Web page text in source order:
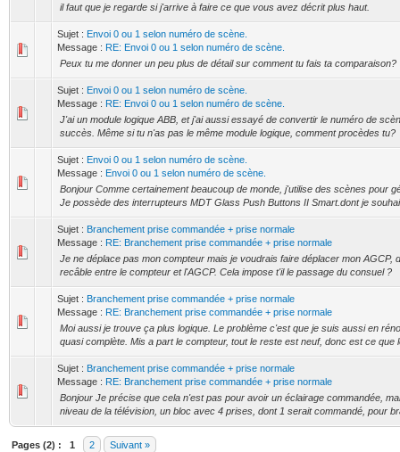
il faut que je regarde si j'arrive à faire ce que vous avez décrit plus haut.
Sujet : Envoi 0 ou 1 selon numéro de scène.
Message : RE: Envoi 0 ou 1 selon numéro de scène.
Peux tu me donner un peu plus de détail sur comment tu fais ta comparaison?
Sujet : Envoi 0 ou 1 selon numéro de scène.
Message : RE: Envoi 0 ou 1 selon numéro de scène.
J'ai un module logique ABB, et j'ai aussi essayé de convertir le numéro de
succès. Même si tu n'as pas le même module logique, comment procèdes tu?
Sujet : Envoi 0 ou 1 selon numéro de scène.
Message : Envoi 0 ou 1 selon numéro de scène.
Bonjour Comme certainement beaucoup de monde, j'utilise des scènes pour
Je possède des interrupteurs MDT Glass Push Buttons II Smart.dont je
Sujet : Branchement prise commandée + prise normale
Message : RE: Branchement prise commandée + prise normale
Je ne déplace pas mon compteur mais je voudrais faire déplacer mon AGCP,
recâble entre le compteur et l'AGCP. Cela impose t'il le passage du consuel ?
Sujet : Branchement prise commandée + prise normale
Message : RE: Branchement prise commandée + prise normale
Moi aussi je trouve ça plus logique. Le problème c'est que je suis aussi en
quasi complète. Mis a part le compteur, tout le reste est neuf, donc est ce que
Sujet : Branchement prise commandée + prise normale
Message : RE: Branchement prise commandée + prise normale
Bonjour Je précise que cela n'est pas pour avoir un éclairage commandée,
niveau de la télévision, un bloc avec 4 prises, dont 1 serait commandé, pour
Pages (2) : 1 2 Suivant »